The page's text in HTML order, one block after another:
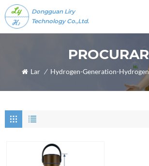
Dongguan Liry
Technology Co.,Ltd.
PROCURAR
Lar /